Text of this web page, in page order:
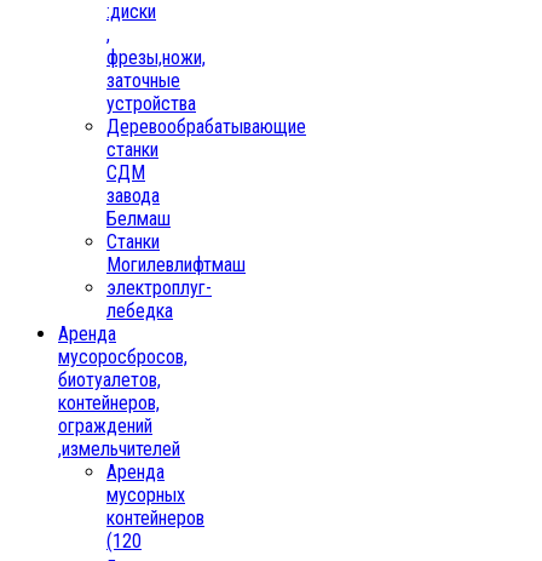
:диски
,
фрезы,ножи,
заточные
устройства
Деревообрабатывающие
станки
СДМ
завода
Белмаш
Станки
Могилевлифтмаш
электроплуг-
лебедка
Аренда
мусоросбросов,
биотуалетов,
контейнеров,
ограждений
,измельчителей
Аренда
мусорных
контейнеров
(120